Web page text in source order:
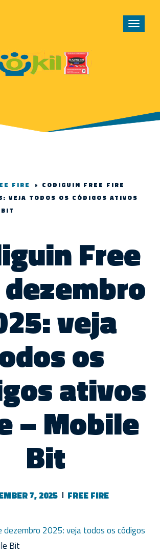
Toggle
FIRE > CODIGUIN FREE FIRE
VEJA TODOS OS CÓDIGOS ATIVOS
Free
veja
os
ativos
– Mobile
Bit
7, 2025 FREE FIRE
dezembro 2025: veja todos os códigos
Bit